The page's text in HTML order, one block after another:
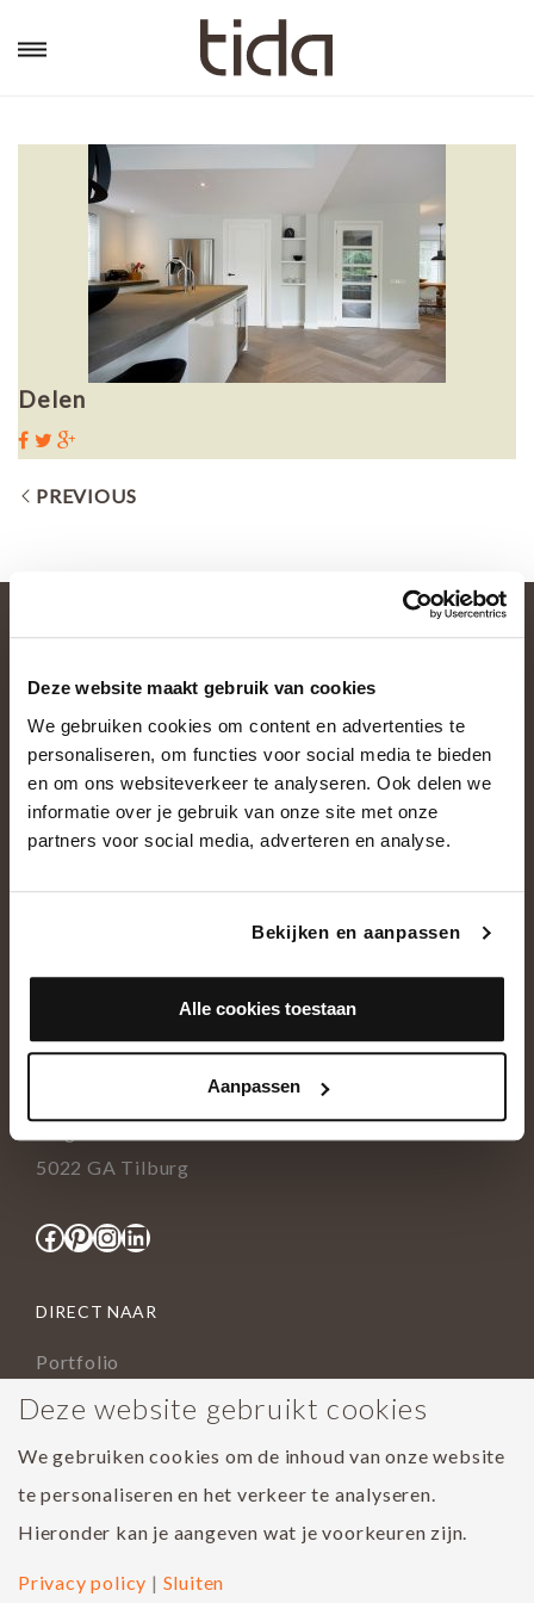
Deze website maakt gebruik van cookies
We gebruiken cookies om content en advertenties te
personaliseren, om functies voor social media te bieden
en om ons websiteverkeer te analyseren. Ook delen we
informatie over je gebruik van onze site met onze
partners voor social media, adverteren en analyse.
Bekijken en aanpassen
Alle cookies toestaan
Aanpassen
Delen
PREVIOUS
OVER ONS
NEEM CONTACT OP
+31(0)13 5362828
5022 GA Tilburg
Facebook
Pinterest
Instagram
LinkedIn
DIRECT NAAR
Portfolio
Assortiment
Houtsoorten
Populairste project 2023
Deze website gebruikt cookies
We gebruiken cookies om de inhoud van onze website
te personaliseren en het verkeer te analyseren.
Hieronder kan je aangeven wat je voorkeuren zijn.
Privacy policy | Sluiten